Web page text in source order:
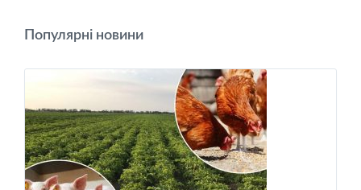
Популярні новини